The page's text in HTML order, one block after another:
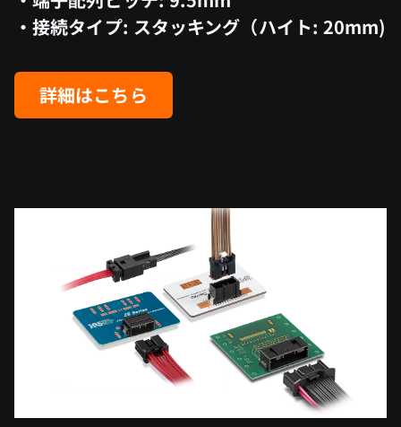
・接続タイプ: スタッキング（ハイト: 20mm)
詳細はこちら